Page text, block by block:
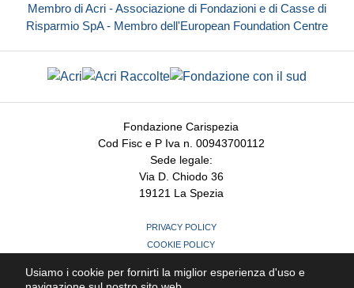
Membro di Acri - Associazione di Fondazioni e di Casse di
Risparmio SpA - Membro dell'European Foundation Centre
Fondazione Carispezia
Cod Fisc e P Iva n. 00943700112
Sede legale:
Via D. Chiodo 36
19121 La Spezia
PRIVACY POLICY
COOKIE POLICY
CREDITS
Usiamo i cookie per fornirti la miglior esperienza d'uso e